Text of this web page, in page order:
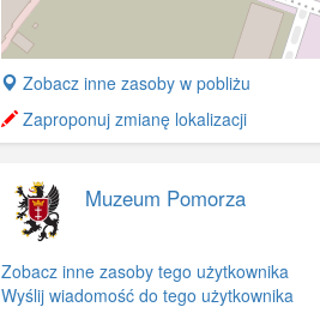
+
−
Zobacz inne zasoby w pobliżu
Zaproponuj zmianę lokalizacji
Muzeum Pomorza
Zobacz inne zasoby tego użytkownika
Wyślij wiadomość do tego użytkownika